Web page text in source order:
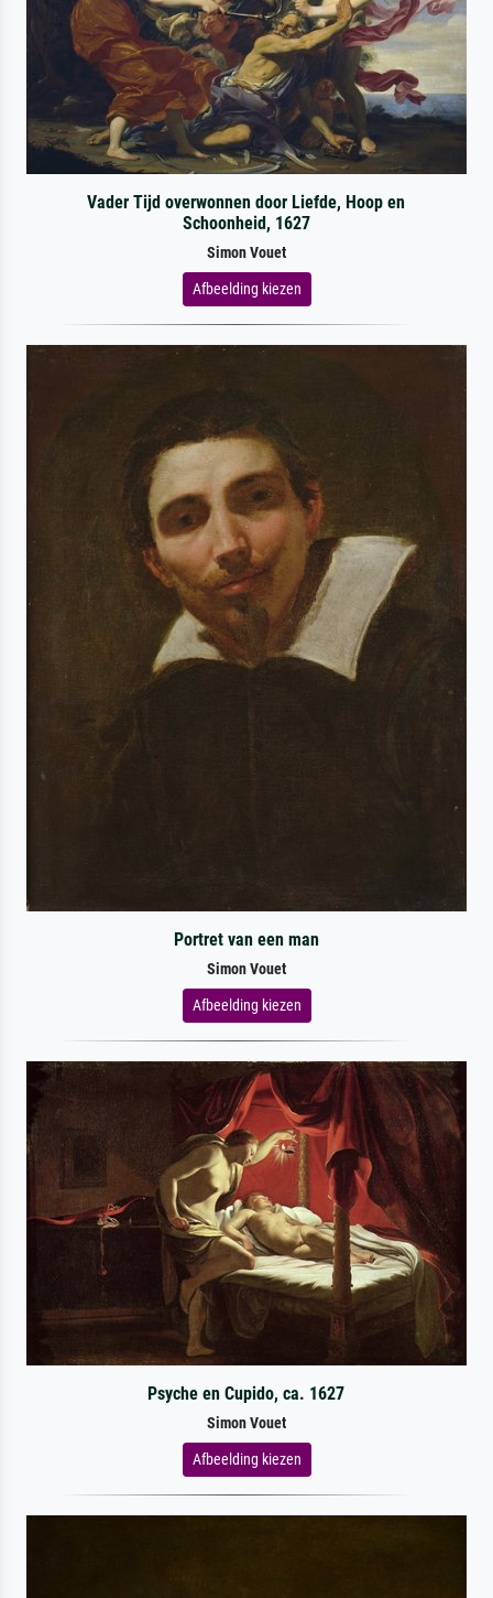
Vader Tijd overwonnen door Liefde, Hoop en
Schoonheid, 1627
Simon Vouet
Afbeelding kiezen
Portret van een man
Simon Vouet
Afbeelding kiezen
Psyche en Cupido, ca. 1627
Simon Vouet
Afbeelding kiezen